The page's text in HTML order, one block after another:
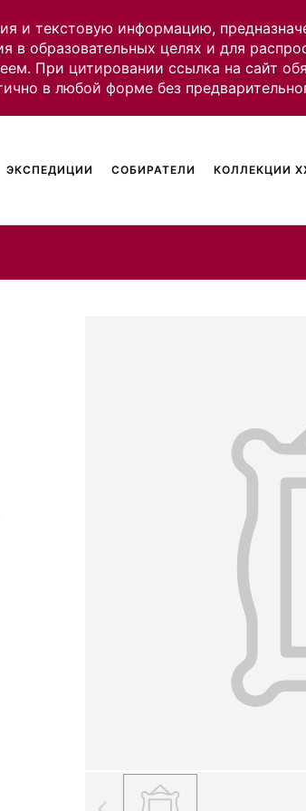
и текстовую информацию,
в образовательных целях и для
При цитировании ссылка на сайт
в любой форме без
ЭКСПЕДИЦИИ СОБИРАТЕЛИ КОЛЛЕКЦИИ